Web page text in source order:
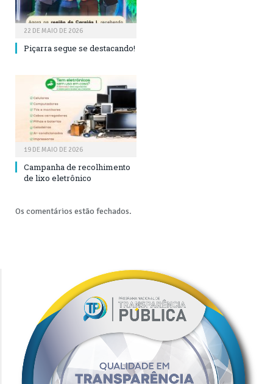
22 DE MAIO DE 2026
Piçarra segue se destacando!
19 DE MAIO DE 2026
Campanha de recolhimento
de lixo eletrônico
Os comentários estão fechados.